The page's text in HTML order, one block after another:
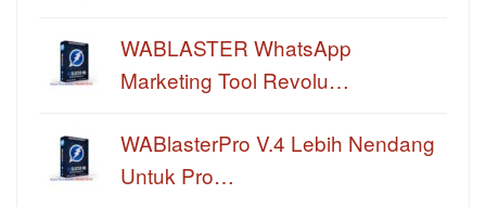
WABLASTER WhatsApp
Marketing Tool Revolu…
WABlasterPro V.4 Lebih Nendang
Untuk Pro…